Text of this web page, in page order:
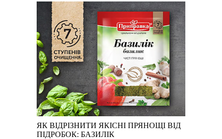
ЯК ВІДРІЗНИТИ ЯКІСНІ ПРЯНОЩІ ВІД
ПІДРОБОК: БАЗИЛІК